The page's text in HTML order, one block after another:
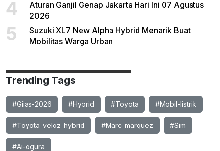
4
Aturan Ganjil Genap Jakarta Hari Ini 07 Agustus
2026
5
Suzuki XL7 New Alpha Hybrid Menarik Buat
Mobilitas Warga Urban
Trending Tags
#Giias-2026 #Hybrid #Toyota #Mobil-listrik
#Toyota-veloz-hybrid #Marc-marquez #Sim
#Ai-ogura